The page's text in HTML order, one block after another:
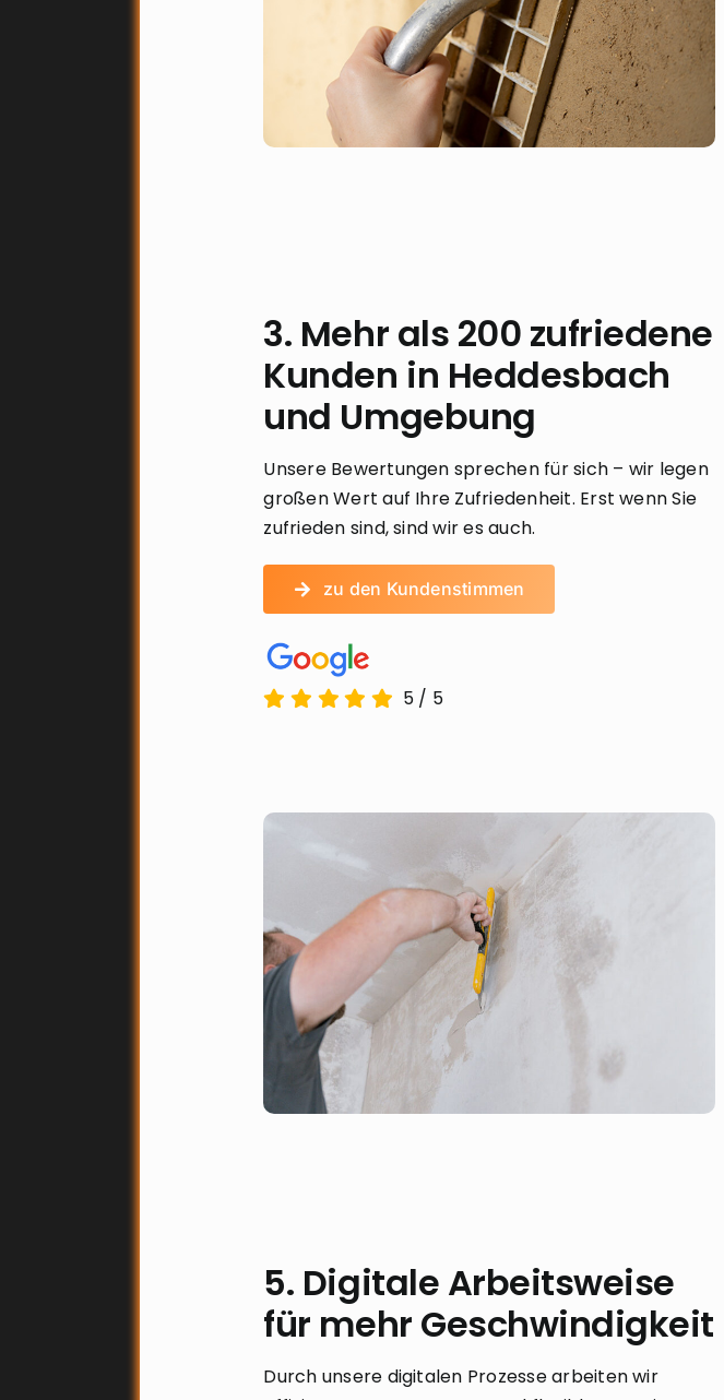
3. Mehr als 200 zufriedene
Kunden in Heddesbach
und Umgebung
Unsere Bewertungen sprechen für sich – wir legen
großen Wert auf Ihre Zufriedenheit. Erst wenn Sie
zufrieden sind, sind wir es auch.
zu den Kundenstimmen
5 / 5
5. Digitale Arbeitsweise
für mehr Geschwindigkeit
Durch unsere digitalen Prozesse arbeiten wir